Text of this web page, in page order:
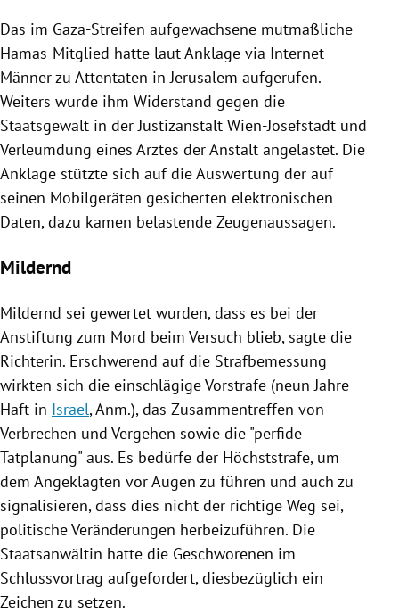
Das im Gaza-Streifen aufgewachsene mutmaßliche
Hamas-Mitglied hatte laut Anklage via Internet
Männer zu Attentaten inJerusalem aufgerufen.
Weiters wurde ihm Widerstand gegen die
Staatsgewalt in der Justizanstalt Wien-Josefstadt und
Verleumdung eines Arztes der Anstalt angelastet. Die
Anklage stützte sich auf die Auswertung der auf
seinen Mobilgeräten gesicherten elektronischen
Daten, dazu kamen belastende Zeugenaussagen.
Mildernd
Mildernd sei gewertet wurden, dass es bei der
Anstiftung zum Mord beim Versuch blieb, sagte die
Richterin. Erschwerend auf die Strafbemessung
wirkten sich die einschlägige Vorstrafe (neun Jahre
Haft in Israel, Anm.), das Zusammentreffen von
Verbrechen und Vergehen sowie die "perfide
Tatplanung" aus. Es bedürfe der Höchststrafe, um
dem Angeklagten vor Augen zu führen und auch zu
signalisieren, dass dies nicht der richtige Weg sei,
politische Veränderungen herbeizuführen. Die
Staatsanwältin hatte die Geschworenen im
Schlussvortrag aufgefordert, diesbezüglich ein
Zeichen zu setzen.